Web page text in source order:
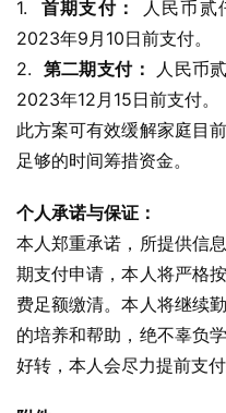
1. 首期支付：
人民币贰
2023年9月10日前支付。
2. 第二期支付：
人民币
2023年12月15日前支付。
此方案可有效缓解家庭目
足够的时间筹措资金。
个人承诺与保证：
本人郑重承诺，所提供信
期支付申请，本人将严格
费足额缴清。本人将继续
的培养和帮助，绝不辜负
好转，本人会尽力提前支付